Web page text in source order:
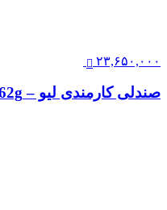
۲۳,۶۵۰,۰۰۰
صندلی کارمندی لیو – I62g